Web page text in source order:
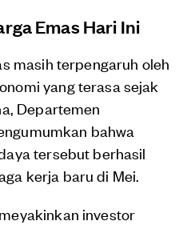
Emas Hari Ini
masih terpengaruh oleh
yang terasa sejak
Departemen
bahwa
tersebut berhasil
kerja baru di Mei.
investor